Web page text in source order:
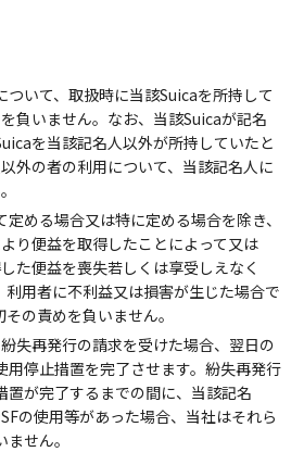
ついて、取扱時に当該Suicaを所持して
負いません。なお、当該Suicaが記名
を当該記名人以外が所持していたと
外の者の利用について、当該記名人に
める場合又は特に定める場合を除き、
り便益を取得したことによって又は
た便益を喪失若しくは享受しえなく
利用者に不利益又は損害が生じた場合で
の責めを負いません。
失再発行の請求を受けた場合、翌日の
用停止措置を完了させます。紛失再発行
置が完了するまでの間に、当該記名
の使用等があった場合、当社はそれら
せん。